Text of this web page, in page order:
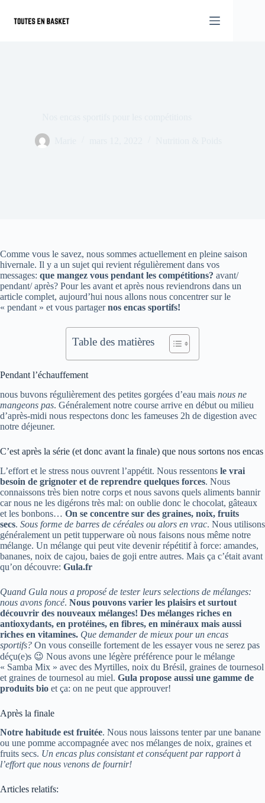
contenu
Comme vous le savez, nous sommes actuellement en pleine saison
hivernale. Il y a un sujet qui revient régulièrement dans vos
messages: que mangez vous pendant les compétitions? avant/
pendant/ après? Pour les avant et après nous reviendrons dans un
article complet, aujourd’hui nous allons nous concentrer sur le
« pendant » et vous partagernos encas sportifs!
Table des matières
Pendant l’échauffement
nous buvons régulièrement des petites gorgées d’eau mais nous ne
mangeons pas. Généralement notre course arrive en début ou milieu
d’après-midi nous respectons donc les fameuses 2h de digestion avec
notre déjeuner.
C’est après la série (et donc avant la finale) que nous sortons nos encas
L’effort et le stress nous ouvrent l’appétit. Nous ressentons le vrai
besoin de grignoter et de reprendre quelques forces. Nous
connaissons très bien notre corps et nous savons quels aliments bannir
car nous ne les digérons très mal: on oublie donc le chocolat, gâteaux
et les bonbons… On se concentre sur des graines, noix, fruits
secs. Sous forme de barres de céréales ou alors en vrac. Nous utilisons
généralement un petit tupperware où nous faisons nous même notre
mélange. Un mélange qui peut vite devenir répétitif à force: amandes,
bananes, noix de cajou, baies de goji entre autres. Mais ça c’était avant
qu’on découvre: Gula.fr
Quand Gula nous a proposé de tester leurs selections de mélanges:
nous avons foncé. Nous pouvons varier les plaisirs et surtout
découvrir des nouveaux mélanges! Des mélanges riches en
antioxydants, en protéines, en fibres, en minéraux mais aussi
riches en vitamines. Que demander de mieux pour un encas
sportifs? On vous conseille fortement de les essayer vous ne serez pas
déçu(e)s 😉 Nous avons une légère préférence pour le mélange
« Samba Mix » avec des Myrtilles, noix du Brésil, graines de tournesol
et graines de tournesol au miel. Gula propose aussi une gamme de
produits bio et ça: on ne peut que approuver!
Après la finale
Notre habitude est fruitée. Nous nous laissons tenter par une banane
ou une pomme accompagnée avec nos mélanges de noix, graines et
fruits secs. Un encas plus consistant et conséquent par rapport à
l’effort que nous venons de fournir!
Articles relatifs: